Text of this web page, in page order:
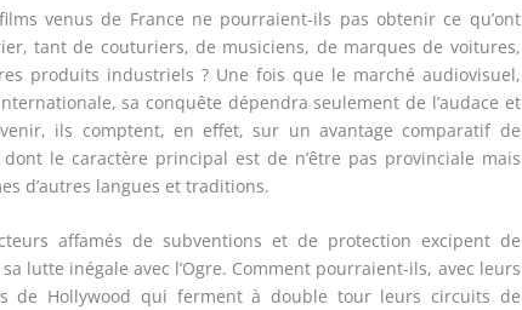
venus de France ne pourraient-ils pas obtenir ce qu’ont
tant de couturiers, de musiciens, de marques de voitures,
produits industriels ? Une fois que le marché audiovisuel,
sa conquête dépendra seulement de l’audace et
ils comptent, en effet, sur un avantage comparatif de
le caractère principal est de n’être pas provinciale mais
d’autres langues et traditions.
affamés de subventions et de protection excipent de
lutte inégale avec l’Ogre. Comment pourraient-ils, avec leurs
de Hollywood qui ferment à double tour leurs circuits de